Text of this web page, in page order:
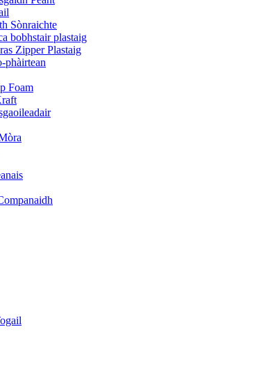
Sònraichte
bobhstair plastaig
Zipper Plastaig
phàirtean
Foam